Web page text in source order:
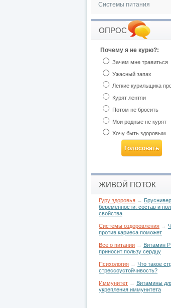
Системы питания
ОПРОС
Почему я не курю?:
Зачем мне травиться
Ужасный запах
Легкие курильщика
Курят лентяи
Потом не бросить
Мои родные не курят
Хочу быть здоровым
ЖИВОЙ ПОТОК
Гуру здоровья →
беременности: состав и
свойства
Системы оздоровления →
против кариеса поможет
Все о питании → Витамин
приносит пользу сердцу
Психология → Что такое
стрессоустойчивость?
Иммунитет → Витамины
укрепления иммунитета